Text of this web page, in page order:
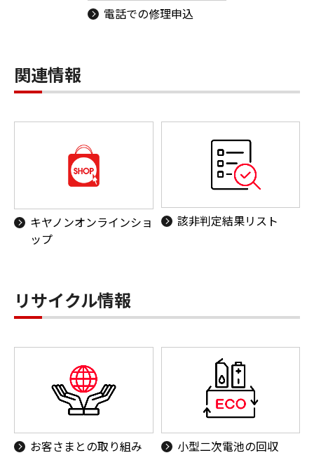
電話での修理申込
関連情報
キヤノンオンラインショ
ップ
該非判定結果リスト
リサイクル情報
お客さまとの取り組み 小型二次電池の回収